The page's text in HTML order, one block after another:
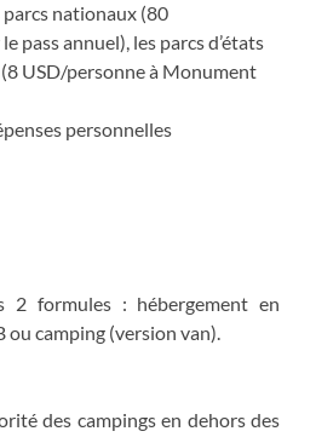
parcs nationaux (80
pass annuel), les parcs d’états
USD/personne à Monument
personnelles
2 formules : hébergement en
camping (version van).
des campings en dehors des